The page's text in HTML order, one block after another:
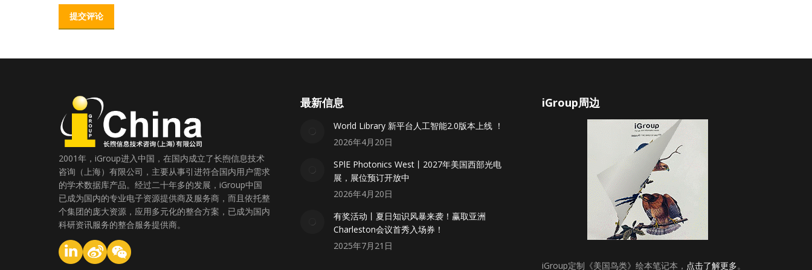
提交评论
2001年，iGroup进入中国，在国内成立了长煦信息技术
咨询（上海）有限公司，主要从事引进符合国内用户需求
的学术数据库产品。经过二十年多的发展，iGroup中国
已成为国内的专业电子资源提供商及服务商，而且依托整
个集团的庞大资源，应用多元化的整合方案，已成为国内
科研资讯服务的整合服务提供商。
最新信息
World Library 新平台人工智能2.0版本上线 ！
2026年4月20日
SPlE Photonics West丨2027年美国西部光电
展，展位预订开放中
2026年4月20日
有奖活动丨夏日知识风暴来袭！赢取亚洲
Charleston会议首秀入场券！
2025年7月21日
iGroup周边
iGroup定制《美国鸟类》绘本笔记本， 点击了解更多。